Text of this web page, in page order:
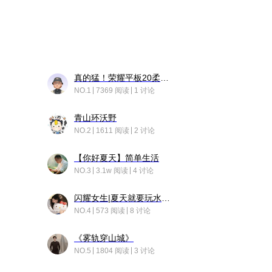
NO.1 7369 阅读 1 讨论
青山环沃野
NO.2 1611 阅读 2 讨论
【你好夏天】简单生活
NO.3 3.1w 阅读 4 讨论
NO.4 573 阅读 8 讨论
《雾轨穿山城》
NO.5 1804 阅读 3 讨论